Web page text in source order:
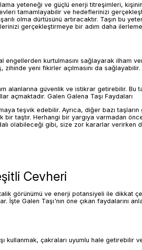
yeteneği ve güçlü enerji titreşimleri,
tamamlayabilir ve hedeflerinizi
olma dürtüsünü artıracaktır. Taşın bu
gerçekleştirmeye bir adım daha
engellerden kurtulmasını sağlayarak ilham
yeni fikirler açılmasını da
alanlarına güvenlik ve istikrar getirebilir. Bu
açmaktadır. Galen Galena Taşı Faydaları
teşvik edebilir. Ayrıca, diğer bazı
bir taştır. Herhangi bir yargıya varmadan
olabileceği gibi, size zor kararlar verirken
Cevheri
görünümü ve enerji potansiyeli ile dikkat
Galen Taşı'nın öne çıkan faydalarını
kullanmak, çakraları uyumlu hale getirebilir